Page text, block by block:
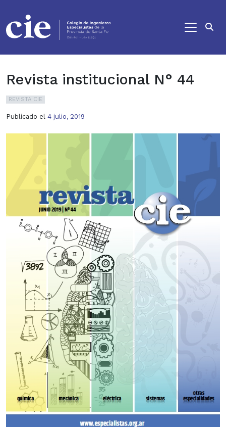
Revista institucional N° 44
REVISTA CIE
Publicado el 4 julio, 2019